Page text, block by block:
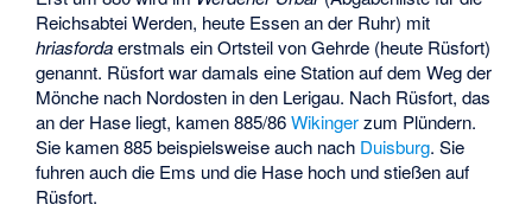
Reichsabtei Werden, heute Essen an der Ruhr) mit
hriasfordaerstmals ein Ortsteil von Gehrde (heute Rüsfort)
genannt. Rüsfort war damals eine Station auf dem Weg der
Mönche nach Nordosten in den Lerigau. Nach Rüsfort, das
an der Hase liegt, kamen 885/86Wikingerzum Plündern.
Sie kamen 885 beispielsweise auch nach Duisburg. Sie
fuhren auch die Ems und die Hase hoch und stießen auf
Rüsfort.